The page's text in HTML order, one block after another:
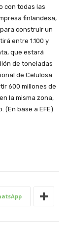
con todas las
finlandesa,
construir un
entre 1.100 y
que estará
de toneladas
de Celulosa
600 millones de
la misma zona,
(En base a EFE)